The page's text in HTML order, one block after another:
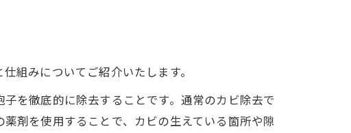
組みについてご紹介いたします。
を徹底的に除去することです。通常のカビ除去で
剤を使用することで、カビの生えている箇所や隙